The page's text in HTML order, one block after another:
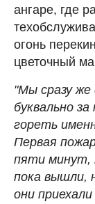
ангаре, где
огонь
цветочный
"Мы сразу же
буквально
гореть
Первая
пяти
пока вышли,
они